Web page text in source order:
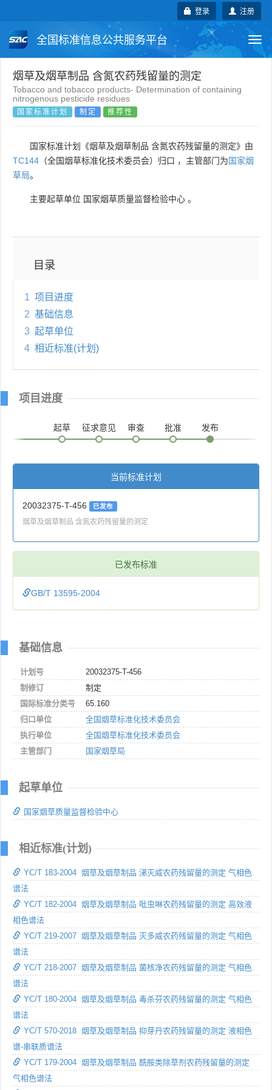
注册
登录
全国标准信息公共服务平台
国家标准 行业标准
团体标准 企业标准
烟草及烟草制品 含氮农药残留量的测定
Tobacco and tobacco products- Determination of containing
nitrogenous pesticide residues
国家标准计划 制定 推荐性
国家标准计划《烟草及烟草制品 含氮农药残留量的测定》由
TC144 （全国烟草标准化技术委员会）归口 ，主管部门为国家烟
草局。
主要起草单位 国家烟草质量监督检验中心 。
目录
1 项目进度
2 基础信息
3 起草单位
4 相近标准(计划)
项目进度
起草 征求意见 审查 批准 发布
当前标准计划
20032375-T-456 已发布
烟草及烟草制品 含氮农药残留量的测定
已发布标准
GB/T 13595-2004
基础信息
计划号
20032375-T-456
制修订
制定
国际标准分类号
65.160
归口单位
全国烟草标准化技术委员会
执行单位
全国烟草标准化技术委员会
主管部门
国家烟草局
起草单位
国家烟草质量监督检验中心
相近标准(计划)
YC/T 183-2004 烟草及烟草制品 涕灭威农药残留量的测定 气相色
谱法
YC/T 182-2004 烟草及烟草制品 吡虫啉农药残留量的测定 高效液
相色谱法
YC/T 219-2007 烟草及烟草制品 灭多威农药残留量的测定 气相色
谱法
YC/T 218-2007 烟草及烟草制品 菌核净农药残留量的测定 气相色
谱法
YC/T 180-2004 烟草及烟草制品 毒杀芬农药残留量的测定 气相色
谱法
YC/T 570-2018 烟草及烟草制品 抑芽丹农药残留量的测定 液相色
谱-串联质谱法
YC/T 179-2004 烟草及烟草制品 酰胺类除草剂农药残留量的测定
气相色谱法